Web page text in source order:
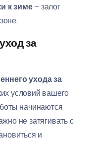
к зиме– залог
за
ухода за
условий вашего
начинаются
не затягивать с
и